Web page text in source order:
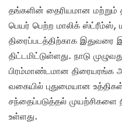
தங்களின் தைரியமான மற்றும்
பெயர் பெற்ற மாலிக் ஸ்ட்ரீம்ஸ்,
திரைப்படத்திற்காக இதுவரை
திட்டமிட்டுள்ளது. நாடு
பிரம்மாண்டமான திரையரங்க
வகையில் புதுமையான
சந்தைப்படுத்தல் முயற்சிகளை
உள்ளது.